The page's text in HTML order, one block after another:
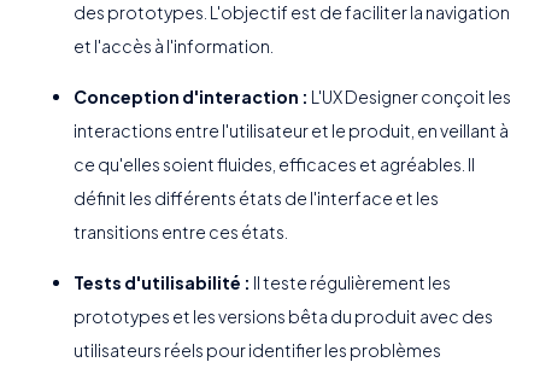
des prototypes. L'objectif est de faciliter la navigation
et l'accès à l'information.
Conception d'interaction : L'UX Designer conçoit les
interactions entre l'utilisateur et le produit, en veillant à
ce qu'elles soient fluides, efficaces et agréables. Il
définit les différents états de l'interface et les
transitions entre ces états.
Tests d'utilisabilité : Il teste régulièrement les
prototypes et les versions bêta du produit avec des
utilisateurs réels pour identifier les problèmes